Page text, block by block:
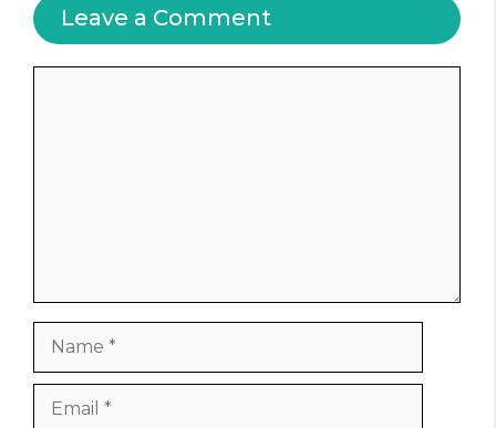
Leave a Comment